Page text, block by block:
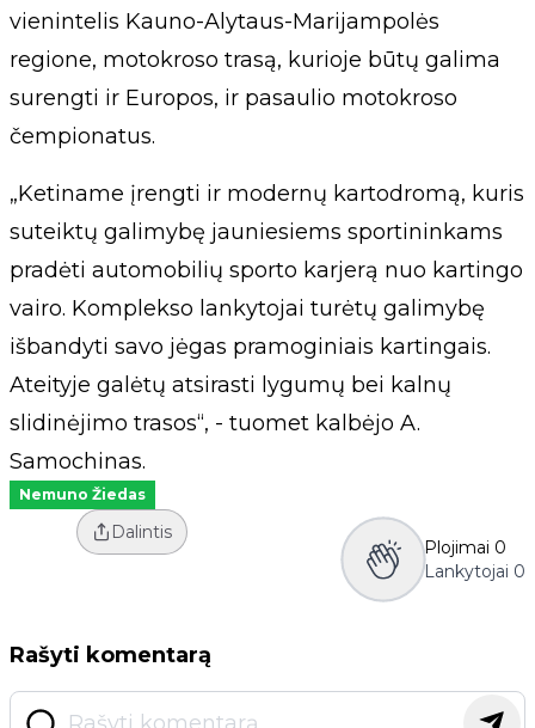
vienintelis Kauno-Alytaus-Marijampolės
regione, motokroso trasą, kurioje būtų galima
surengti ir Europos, ir pasaulio motokroso
čempionatus.
„Ketiname įrengti ir modernų kartodromą, kuris
suteiktų galimybę jauniesiems sportininkams
pradėti automobilių sporto karjerą nuo kartingo
vairo. Komplekso lankytojai turėtų galimybę
išbandyti savo jėgas pramoginiais kartingais.
Ateityje galėtų atsirasti lygumų bei kalnų
slidinėjimo trasos“, - tuomet kalbėjo A.
Samochinas.
Nemuno Žiedas
Dalintis
Plojimai 0
Lankytojai 0
Rašyti komentarą